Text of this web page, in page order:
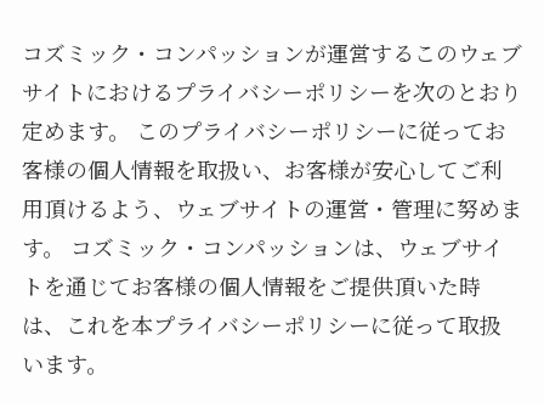
コズミック・コンパッションが運営するこのウェブ
サイトにおけるプライバシーポリシーを次のとおり
定めます。 このプライバシーポリシーに従ってお
客様の個人情報を取扱い、お客様が安心してご利
用頂けるよう、ウェブサイトの運営・管理に努めま
す。 コズミック・コンパッションは、ウェブサイ
トを通じてお客様の個人情報をご提供頂いた時
は、これを本プライバシーポリシーに従って取扱
います。